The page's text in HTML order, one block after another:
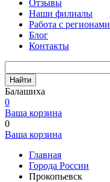
Отзывы
Наши филиалы
Работа с регионами
Блог
Контакты
Найти
Балашиха
0
Ваша корзина
0
Ваша корзина
Главная
Города России
Прокопьевск